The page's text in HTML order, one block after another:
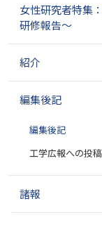
女性研究者特集
研修報告～
紹介
編集後記
編集後記
工学広報への投
諸報